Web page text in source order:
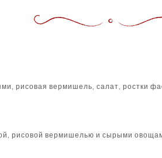
рисовая вермишель, салат, ростки
рисовой вермишелью и сырыми